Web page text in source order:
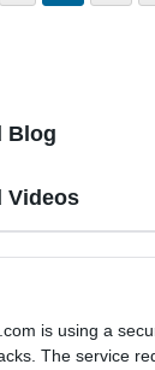
Blog
is using a
The service
Videos